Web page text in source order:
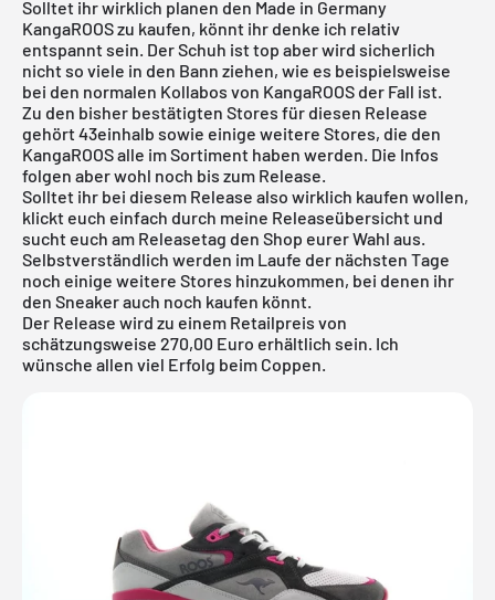
Solltet ihr wirklich planen den Made in Germany
KangaROOS zu kaufen, könnt ihr denke ich relativ
entspannt sein. Der Schuh ist top aber wird sicherlich
nicht so viele in den Bann ziehen, wie es beispielsweise
bei den normalen Kollabos von KangaROOS der Fall ist.
Zu den bisher bestätigten Stores für diesen Release
gehört43einhalb sowie einige weitere Stores, die den
KangaROOS alle im Sortiment haben werden. Die Infos
folgen aber wohl noch bis zum Release.
Solltet ihr bei diesem Release also wirklich kaufen wollen,
klickt euch einfach durch meine Releaseübersicht und
sucht euch am Releasetag den Shop eurer Wahl aus.
Selbstverständlich werden im Laufe der nächsten Tage
noch einige weitere Stores hinzukommen, bei denen ihr
den Sneaker auch noch kaufen könnt.
Der Release wird zu einem Retailpreis von
schätzungsweise 270,00 Euro erhältlich sein. Ich
wünsche allen viel Erfolg beim Coppen.